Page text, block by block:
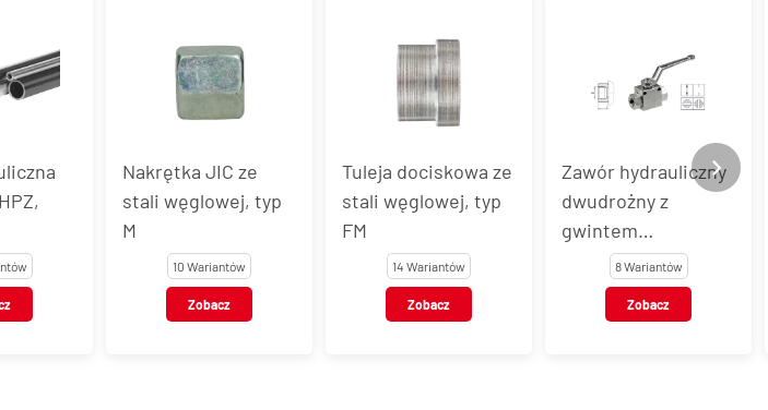
Nakrętka JIC ze
stali węglowej, typ
M
10 Wariantów
Zobacz
Tuleja dociskowa ze
stali węglowej, typ
FM
14 Wariantów
Zobacz
Zawór hydrauliczny
dwudrożny z
gwintem
wewnętrznym BSP,
typ BKHX
8 Wariantów
Zobacz